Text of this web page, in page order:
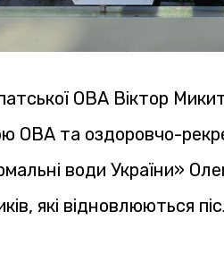
ОВА Віктор
ОВА та оздоровчо-
води України»
які відновлюються